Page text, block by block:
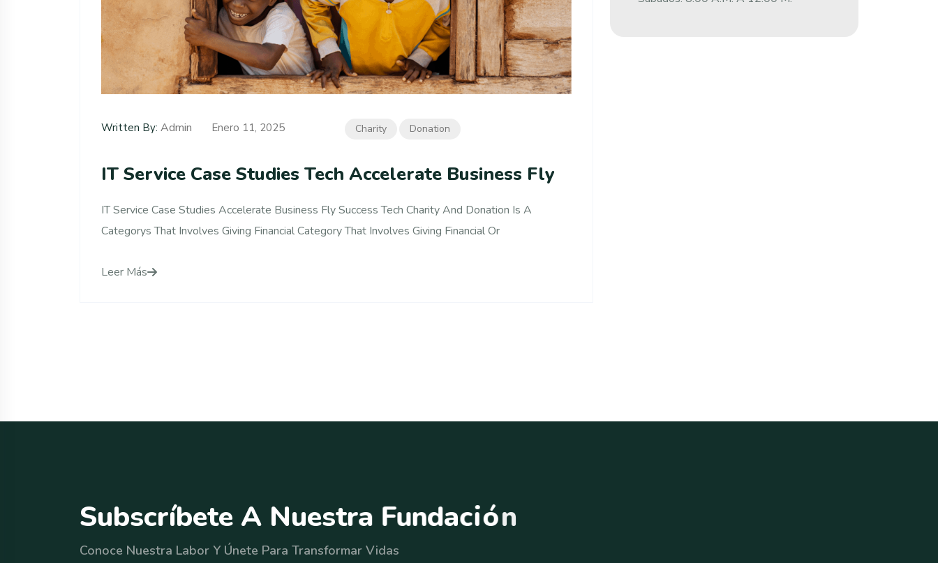
Written By: Admin Enero 11, 2025 Charity Donation
IT Service Case Studies Tech Accelerate Business Fly
IT Service Case Studies Accelerate Business Fly Success Tech Charity And Donation Is A
Categorys That Involves Giving Financial Category That Involves Giving Financial Or
Leer Más
Subscríbete A Nuestra Fundación
Conoce Nuestra Labor Y Únete Para Transformar Vidas